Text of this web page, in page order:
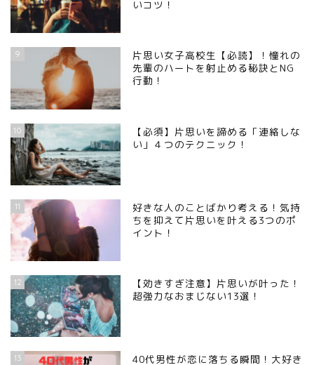
いコツ！
9
片思い女子高校生【必読】！憧れの
先輩のハートを射止める秘訣とNG
行動！
10
【必須】片思いを諦める「連絡しな
い」４つのテクニック！
11
好きな人のことばかり考える！気持
ちを抑えて片思いを叶える3つのポ
イント！
12
【効きすぎ注意】片思いが叶った！
超強力なおまじない13選！
13 40代男性が恋に落ちる瞬間！大好き